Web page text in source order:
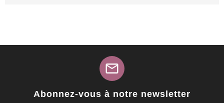
mail
Abonnez-vous à notre newsletter